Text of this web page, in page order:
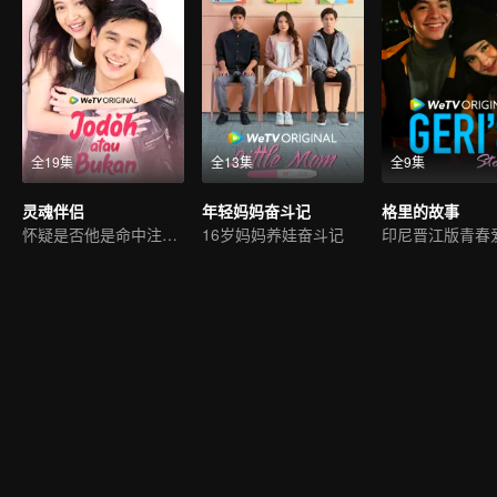
全19集
灵魂伴侣
怀疑是否他是命中注定的灵魂伴侣。
全13集
年轻妈妈奋斗记
16岁妈妈养娃奋斗记
全9集
格里的故事
印尼晋江版青春